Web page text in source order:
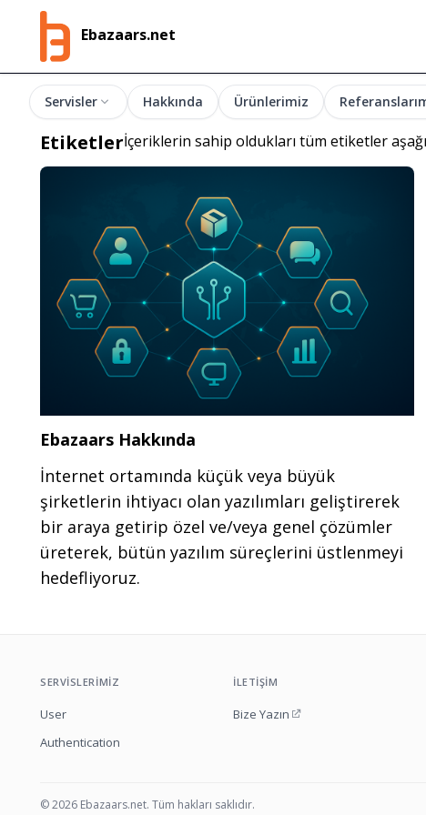
Ebazaars.net
Servisler Hakkında Ürünlerimiz
Etiketlerİçeriklerin sahip oldukları tüm etiketler
Ebazaars Hakkında
İnternet ortamında küçük veya büyük
şirketlerin ihtiyacı olan yazılımları geliştirerek
bir araya getirip özel ve/veya genel çözümler
üreterek, bütün yazılım süreçlerini üstlenmeyi
hedefliyoruz.
SERVISLERIMIZ
User
Authentication
İLETIŞIM
Bize Yazın
©2026 Ebazaars.net. Tüm hakları saklıdır.